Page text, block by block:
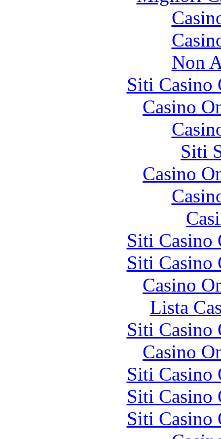
Non
Siti Casino
Casino
Siti
Casino
Siti Casino
Siti Casino
Casino
Lista
Siti Casino
Casino
Siti Casino
Siti Casino
Siti Casino